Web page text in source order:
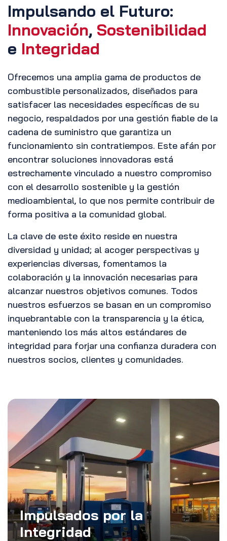
Impulsados por la
Integridad
Impulsando el Futuro:
Innovación, Sostenibilidad
e Integridad
Ofrecemos una amplia gama de productos de
combustible personalizados, diseñados para
satisfacer las necesidades específicas de su
negocio, respaldados por una gestión fiable de la
cadena de suministro que garantiza un
funcionamiento sin contratiempos. Este afán por
encontrar soluciones innovadoras está
estrechamente vinculado a nuestro compromiso
con el desarrollo sostenible y la gestión
medioambiental, lo que nos permite contribuir de
forma positiva a la comunidad global.
La clave de este éxito reside en nuestra
diversidad y unidad; al acoger perspectivas y
experiencias diversas, fomentamos la
colaboración y la innovación necesarias para
alcanzar nuestros objetivos comunes. Todos
nuestros esfuerzos se basan en un compromiso
inquebrantable con la transparencia y la ética,
manteniendo los más altos estándares de
integridad para forjar una confianza duradera con
nuestros socios, clientes y comunidades.